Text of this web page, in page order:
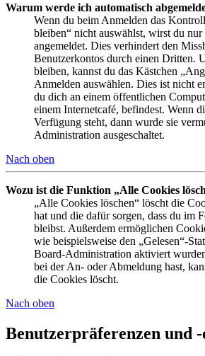
Warum werde ich automatisch
Wenn du beim Anmelden das
bleiben“ nicht auswählst, wirst du
angemeldet. Dies verhindert den
Benutzerkontos durch einen Dritten.
bleiben, kannst du das Kästchen
Anmelden auswählen. Dies ist nicht
du dich an einem öffentlichen
einem Internetcafé, befindest. Wenn
Verfügung steht, dann wurde sie
Administration ausgeschaltet.
Nach oben
Wozu ist die Funktion „Alle Cookies
„Alle Cookies löschen“ löscht die
hat und die dafür sorgen, dass du im
bleibst. Außerdem ermöglichen
wie beispielsweise den „Gelesen“-
Board-Administration aktiviert
bei der An- oder Abmeldung hast,
die Cookies löscht.
Nach oben
Benutzerpräferenzen und